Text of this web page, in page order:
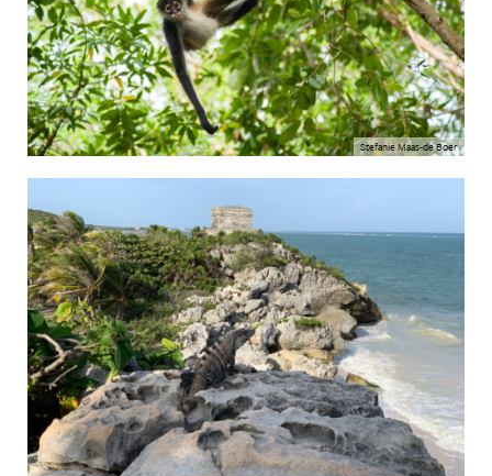
Stefanie Maas-de Boer